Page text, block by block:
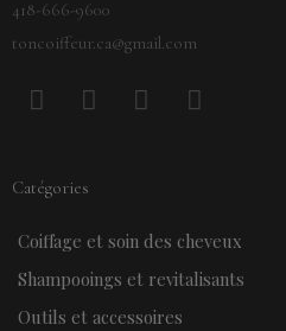
418-666-9600
toncoiffeur.ca@gmail.com
F
a
b
o
o
k
P
i
e
e
s
t
Y
o
b
e
I
n
r
a
Catégories
Coiffage et soin des cheveux
Shampooings et revitalisants
Outils et accessoires